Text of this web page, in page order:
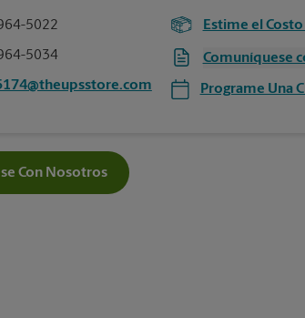
5022
5034
Estime el
Comuníquese
Programe Una
Con Nosotros